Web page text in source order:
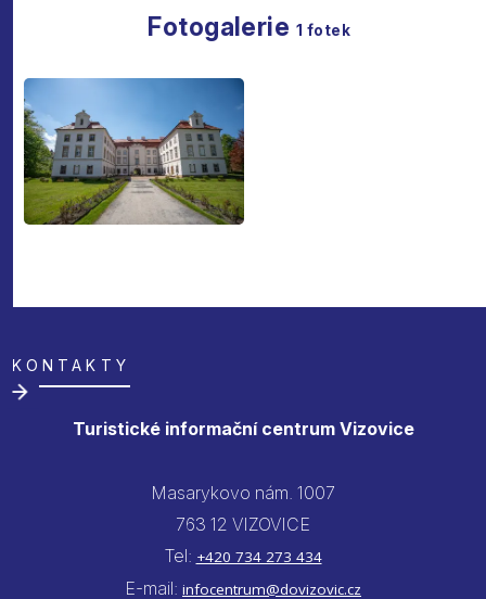
Fotogalerie 1 fotek
KONTAKTY
Turistické informační centrum Vizovice
Masarykovo nám. 1007
763 12 VIZOVICE
Tel: +420 734 273 434
E-mail: infocentrum@dovizovic.cz